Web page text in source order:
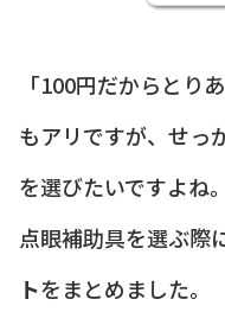
「100円だからとり
もアリですが、せっ
を選びたいですよね。
点眼補助具を選ぶ際
トをまとめました。